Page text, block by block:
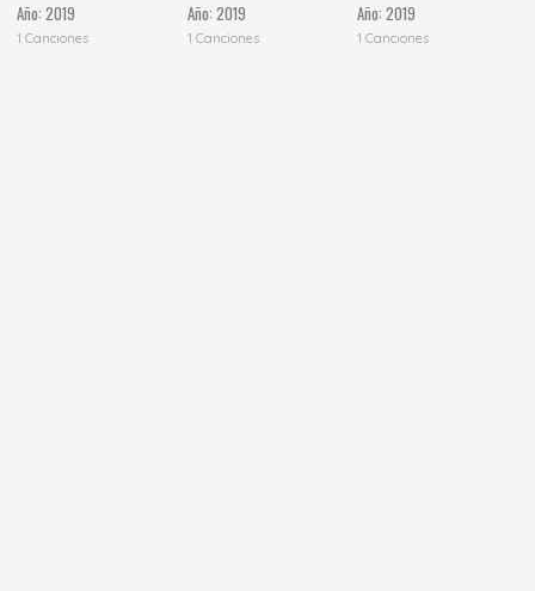
Año:2019
1 Canciones
Año: 2019
1 Canciones
Año:2019
1 Canciones